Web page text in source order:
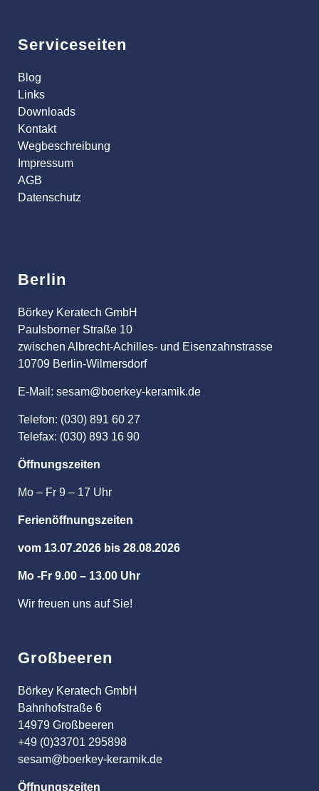
Serviceseiten
Blog
Links
Downloads
Kontakt
Wegbeschreibung
Impressum
AGB
Datenschutz
Berlin
Börkey Keratech GmbH
Paulsborner Straße 10
zwischen Albrecht-Achilles- und Eisenzahnstrasse
10709 Berlin-Wilmersdorf
E-Mail: sesam@boerkey-keramik.de
Telefon: (030) 891 60 27
Telefax: (030) 893 16 90
Öffnungszeiten
Mo – Fr 9 – 17 Uhr
Ferienöffnungszeiten
vom 13.07.2026 bis 28.08.2026
Mo -Fr 9.00 – 13.00 Uhr
Wir freuen uns auf Sie!
Großbeeren
Börkey Keratech GmbH
Bahnhofstraße 6
14979 Großbeeren
+49 (0)33701 295898
sesam@boerkey-keramik.de
Öffnungszeiten